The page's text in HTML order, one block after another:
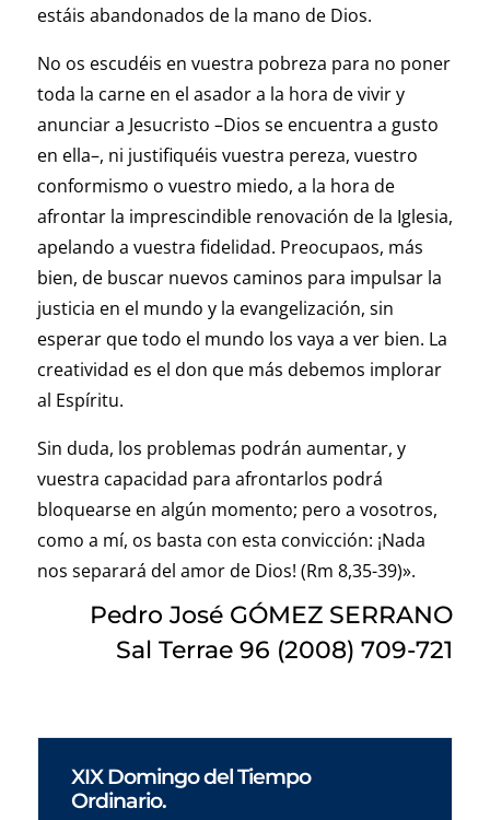
estáis abandonados de la mano de Dios.
No os escudéis en vuestra pobreza para no poner
toda la carne en el asador a la hora de vivir y
anunciar a Jesucristo –Dios se encuentra a gusto
en ella–, ni justifiquéis vuestra pereza, vuestro
conformismo o vuestro miedo, a la hora de
afrontar la imprescindible renovación de la Iglesia,
apelando a vuestra fidelidad. Preocupaos, más
bien, de buscar nuevos caminos para impulsar la
justicia en el mundo y la evangelización, sin
esperar que todo el mundo los vaya a ver bien. La
creatividad es el don que más debemos implorar
al Espíritu.
Sin duda, los problemas podrán aumentar, y
vuestra capacidad para afrontarlos podrá
bloquearse en algún momento; pero a vosotros,
como a mí, os basta con esta convicción: ¡Nada
nos separará del amor de Dios! (Rm 8,35-39)».
Pedro José GÓMEZ SERRANO
Sal Terrae 96 (2008) 709-721
XIX Domingo del Tiempo
Ordinario.